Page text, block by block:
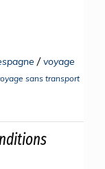
/voyage
sans transport